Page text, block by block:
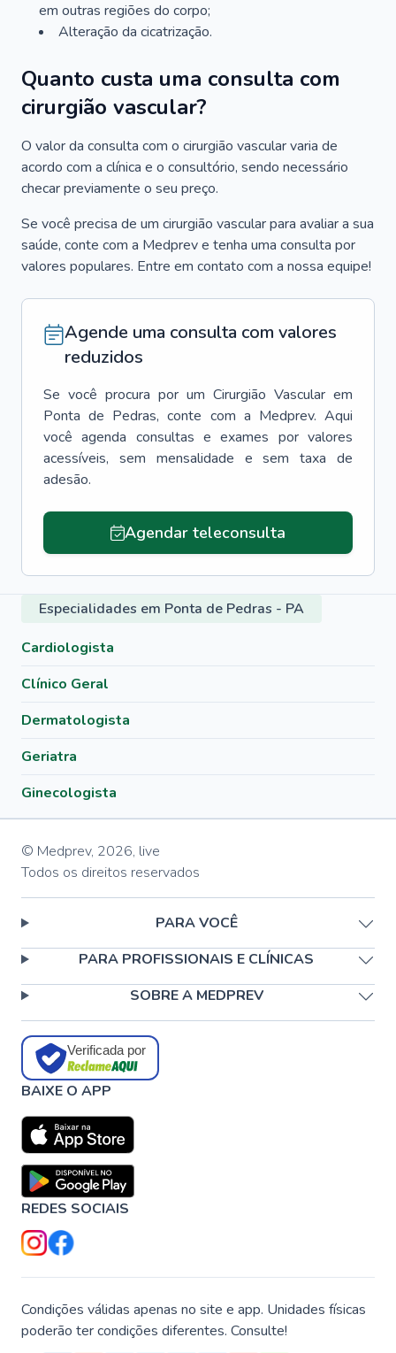
em outras regiões do corpo;
Alteração da cicatrização.
Quanto custa uma consulta com
cirurgião vascular?
O valor da consulta com o cirurgião vascular varia de
acordo com a clínica e o consultório, sendo necessário
checar previamente o seu preço.
Se você precisa de um cirurgião vascular para avaliar a sua
saúde, conte com a Medprev e tenha uma consulta por
valores populares. Entre em contato com a nossa equipe!
Agende uma consulta com valores
reduzidos
Se você procura por um Cirurgião Vascular em
Ponta de Pedras, conte com a Medprev. Aqui
você agenda consultas e exames por valores
acessíveis, sem mensalidade e sem taxa de
adesão.
Agendar teleconsulta
Especialidades em Ponta de Pedras - PA
Cardiologista
Clínico Geral
Dermatologista
Geriatra
Ginecologista
© Medprev, 2026, live
Todos os direitos reservados
PARA VOCÊ
PARA PROFISSIONAIS E CLÍNICAS
SOBRE A MEDPREV
Verificada por
BAIXE O APP
REDES SOCIAIS
Condições válidas apenas no site e app. Unidades físicas
poderão ter condições diferentes. Consulte!